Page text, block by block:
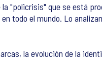
que se está
todo el mundo. Lo
la evolución de la